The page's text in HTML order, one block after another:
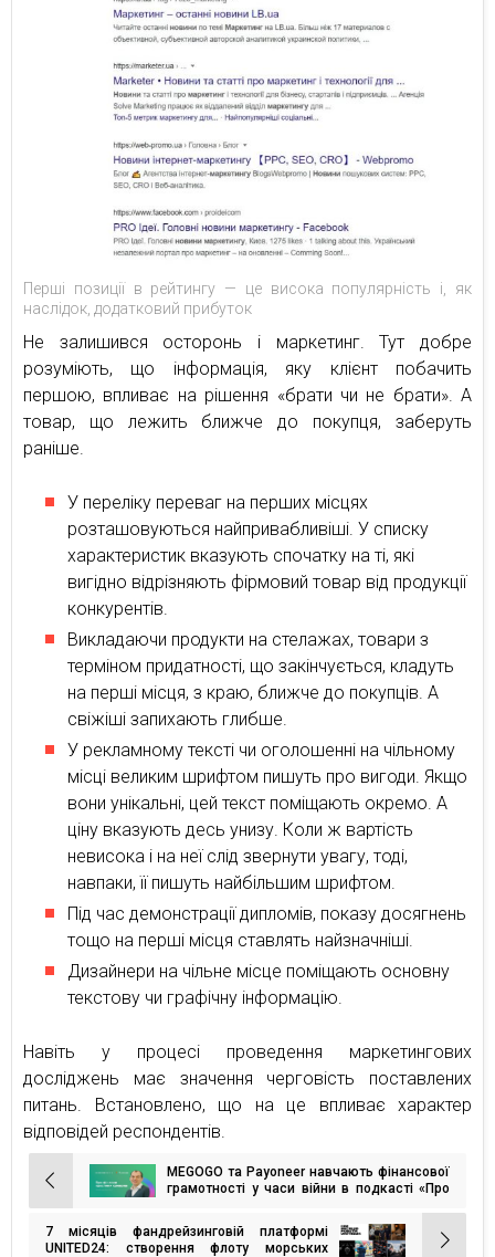
Перші позиції в рейтингу — це висока популярність і, як
наслідок, додатковий прибуток
Не залишився осторонь і маркетинг. Тут добре
розуміють, що інформація, яку клієнт побачить
першою, впливає на рішення «брати чи не брати». А
товар, що лежить ближче до покупця, заберуть
раніше.
У переліку переваг на перших місцях
розташовуються найпривабливіші. У списку
характеристик вказують спочатку на ті, які
вигідно відрізняють фірмовий товар від продукції
конкурентів.
Викладаючи продукти на стелажах, товари з
терміном придатності, що закінчується, кладуть
на перші місця, з краю, ближче до покупців. А
свіжіші запихають глибше.
У рекламному тексті чи оголошенні на чільному
місці великим шрифтом пишуть про вигоди. Якщо
вони унікальні, цей текст поміщають окремо. А
ціну вказують десь унизу. Коли ж вартість
невисока і на неї слід звернути увагу, тоді,
навпаки, її пишуть найбільшим шрифтом.
Під час демонстрації дипломів, показу досягнень
тощо на перші місця ставлять найзначніші.
Дизайнери на чільне місце поміщають основну
текстову чи графічну інформацію.
Навіть у процесі проведення маркетингових
досліджень має значення черговість поставлених
питань. Встановлено, що на це впливає характер
відповідей респондентів.
Навігація
записів
MEGOGO та Payoneer навчають фінансової
грамотності у часи війни в подкасті «Про
7 місяців фандрейзинговій платформі
UNITED24: створення флоту морських